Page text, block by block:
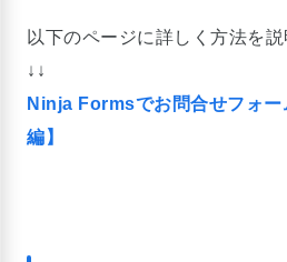
以下のページに詳しく方法を説
↓↓
Ninja Formsでお問合せフォー
編】